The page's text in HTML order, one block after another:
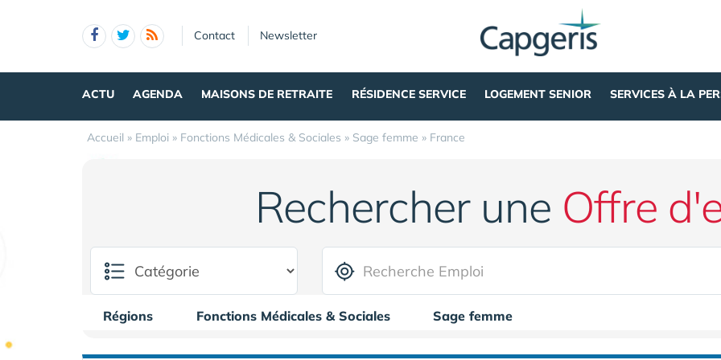
Contact Newsletter
ACTU AGENDA MAISONS DE RETRAITE RÉSIDENCE SERVICE LOGEMENT SENIOR SERVICES À LA
Accueil » Emploi » Fonctions Médicales & Sociales » Sage femme » France
Rechercher une Offre
Régions Fonctions Médicales & Sociales Sage femme